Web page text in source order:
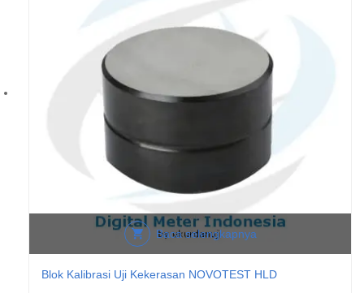
Baca selengkapnya
Blok Kalibrasi Uji Kekerasan NOVOTEST HLD